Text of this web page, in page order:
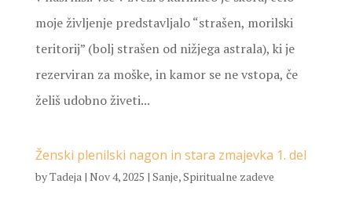
moje življenje predstavljalo “strašen, morilski
teritorij” (bolj strašen od nižjega astrala), ki je
rezerviran za moške, in kamor se ne vstopa, če
želiš udobno živeti...
Ženski plenilski nagon in stara zmajevka 1. del
byTadeja| Nov 4, 2025 | Sanje,Spiritualne zadeve